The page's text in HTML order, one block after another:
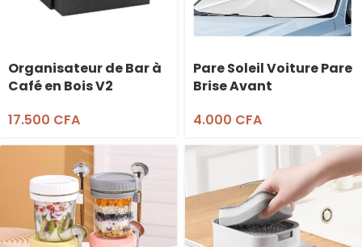
Organisateur de Bar à
Café en Bois V2
17.500 CFA
Pare Soleil Voiture Pare
Brise Avant
4.000 CFA